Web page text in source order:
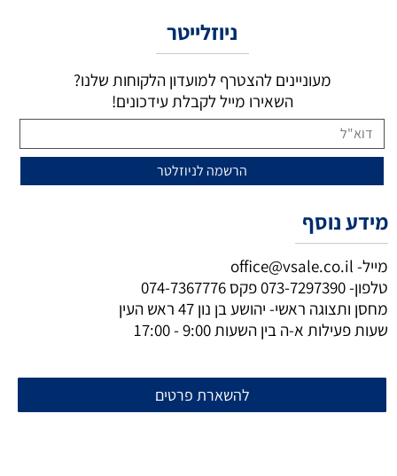
ניוזלייטר
מעוניינים להצטרף למועדון הלקוחות שלנו?
השאירו מייל לקבלת עידכונים!
מידע נוסף
מייל- office@vsale.co.il
טלפון-073-7297390פקס 074-7367776
מחסן ותצוגה ראשי- יהושע בן נון 47 ראש העין
שעות פעילות א-ה בין השעות 9:00 - 17:00
להשארת פרטים